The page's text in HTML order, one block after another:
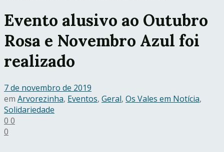
Evento alusivo ao Outubro
Rosa e Novembro Azul foi
realizado
7 de novembro de 2019
em Arvorezinha, Eventos, Geral, Os Vales em Notícia,
Solidariedade
0 0
0